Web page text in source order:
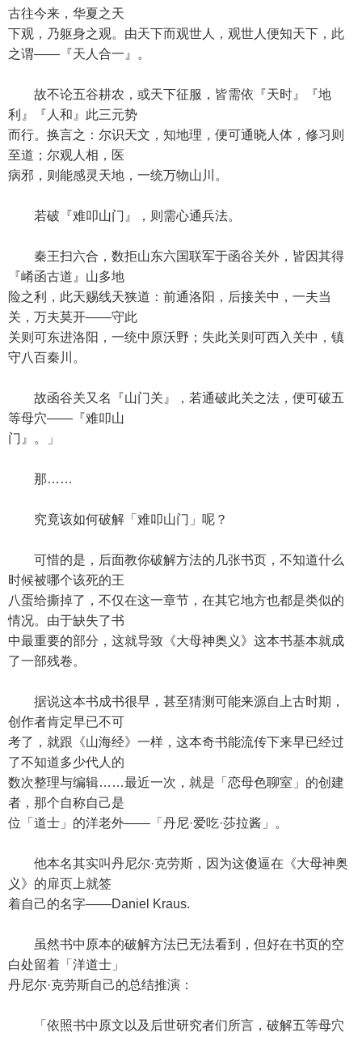
古往今来，华夏之天
下观，乃躯身之观。由天下而观世人，观世人便知天下，此
之谓——『天人合一』。
故不论五谷耕农，或天下征服，皆需依『天时』『地
利』『人和』此三元势
而行。换言之：尔识天文，知地理，便可通晓人体，修习则
至道；尔观人相，医
病邪，则能感灵天地，一统万物山川。
若破『难叩山门』，则需心通兵法。
秦王扫六合，数拒山东六国联军于函谷关外，皆因其得
『崤函古道』山多地
险之利，此天赐线天狭道：前通洛阳，后接关中，一夫当
关，万夫莫开——守此
关则可东进洛阳，一统中原沃野；失此关则可西入关中，镇
守八百秦川。
故函谷关又名『山门关』，若通破此关之法，便可破五
等母穴——『难叩山
门』。」
那……
究竟该如何破解「难叩山门」呢？
可惜的是，后面教你破解方法的几张书页，不知道什么
时候被哪个该死的王
八蛋给撕掉了，不仅在这一章节，在其它地方也都是类似的
情况。由于缺失了书
中最重要的部分，这就导致《大母神奥义》这本书基本就成
了一部残卷。
据说这本书成书很早，甚至猜测可能来源自上古时期，
创作者肯定早已不可
考了，就跟《山海经》一样，这本奇书能流传下来早已经过
了不知道多少代人的
数次整理与编辑……最近一次，就是「恋母色聊室」的创建
者，那个自称自己是
位「道士」的洋老外——「丹尼·爱吃·莎拉酱」。
他本名其实叫丹尼尔·克劳斯，因为这傻逼在《大母神奥
义》的扉页上就签
着自己的名字——Daniel Kraus.
虽然书中原本的破解方法已无法看到，但好在书页的空
白处留着「洋道士」
丹尼尔·克劳斯自己的总结推演：
「依照书中原文以及后世研究者们所言，破解五等母穴